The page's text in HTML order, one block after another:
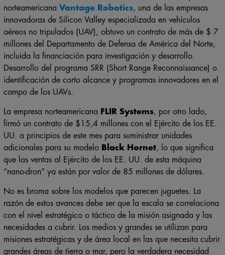
norteamericana Vantage Robotics, una de las empresas
innovadoras de Silicon Valley especializada en vehículos
aéreos no tripulados (UAV), obtuvo un contrato de más de $ 7
millones del Departamento de Defensa de América del Norte,
incluida la financiación para investigación y desarrollo.
Desarrollo del programa SRR (Short Range Reconnaissance) o
identificación de corto alcance y programas innovadores en el
campo de los UAVs.
La empresa norteamericana FLIR Systems, por otro lado,
firmó un contrato de $15,4 millones con el Ejército de los EE.
UU. a principios de este mes para suministrar unidades
adicionales para su modelo Black Hornet, lo que significa
que las ventas al Ejército de los EE. UU. de esta máquina
“nano-dron” ya están por valor de 85 millones de dólares.
No es broma sobre los modelos que parecen juguetes. La
razón de estos avances debe ser que la escala se correlaciona
con el nivel estratégico o táctico de la misión asignada y las
necesidades a cubrir. Los medios y grandes se utilizan para
misiones estratégicas y de área local en las que necesita cubrir
grandes áreas de tierra o mar, pero la verdadera necesidad